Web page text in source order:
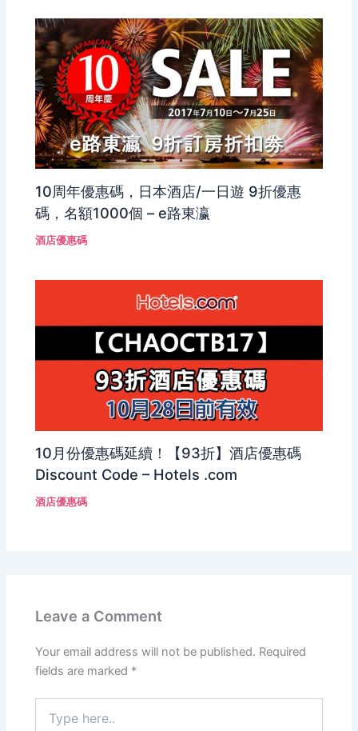
10周年優惠碼，日本酒店/一日遊 9折優惠
碼，名額1000個 – e路東瀛
酒店優惠碼
10月份優惠碼延續！【93折】酒店優惠碼
Discount Code – Hotels .com
酒店優惠碼
Leave a Comment
Your email address will not be published. Required
fields are marked *
here..